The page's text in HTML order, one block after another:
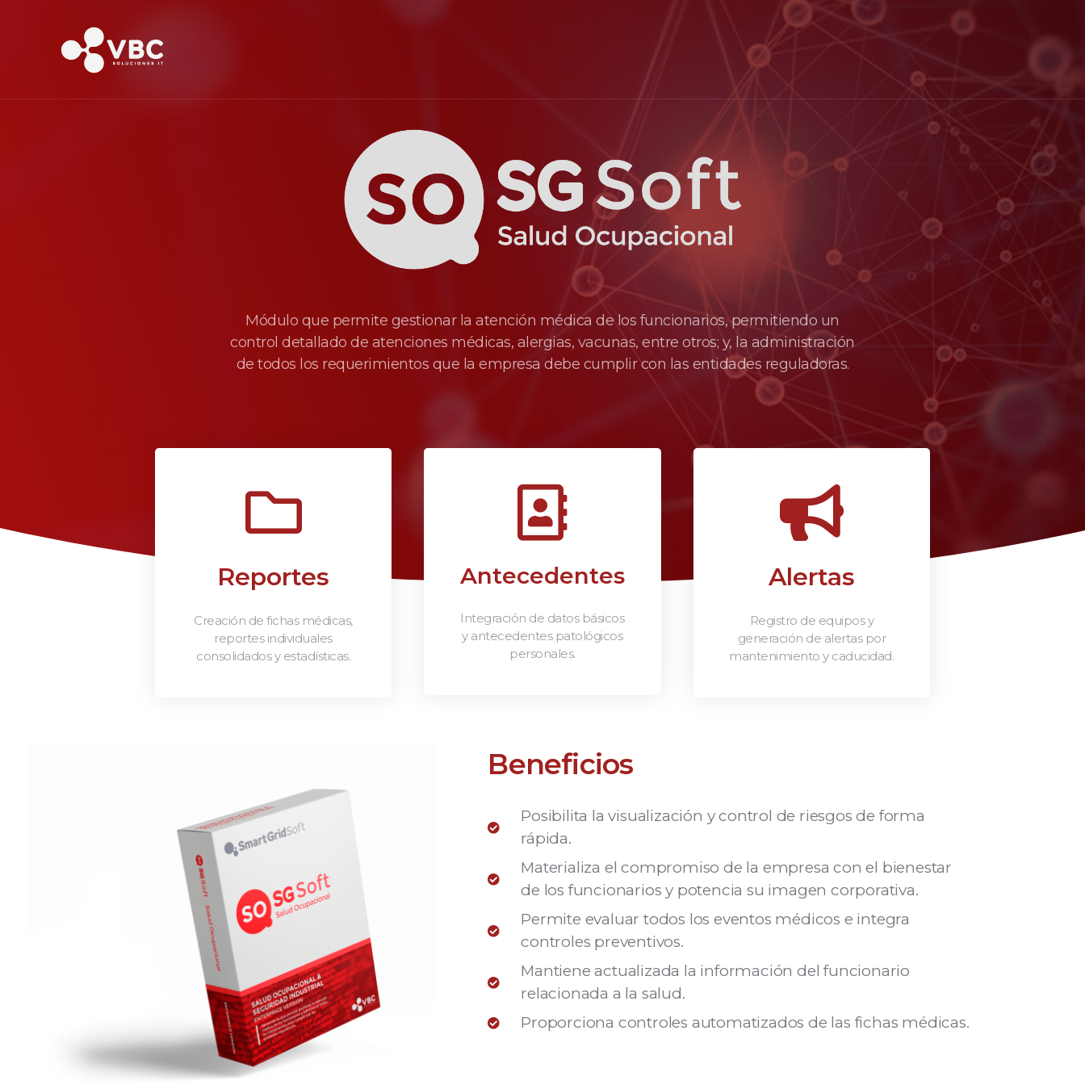
Módulo que permite gestionar la atención médica de los funcionarios, permitiendo un
control detallado de atenciones médicas, alergias, vacunas, entre otros; y, la administración
de todos los requerimientos que la empresa debe cumplir con las entidades reguladoras.
Reportes
Creación de fichas médicas,
reportes individuales
consolidados y estadísticas.
Antecedentes
Integración de datos básicos
y antecedentes patológicos
personales.
Alertas
Registro de equipos y
generación de alertas por
mantenimiento y caducidad.
Beneficios
Posibilita la visualización y control de riesgos de forma
rápida.
Materializa el compromiso de la empresa con el bienestar
de los funcionarios y potencia su imagen corporativa.
Permite evaluar todos los eventos médicos e integra
controles preventivos.
Mantiene actualizada la información del funcionario
relacionada a la salud.
Proporciona controles automatizados de las fichas médicas.